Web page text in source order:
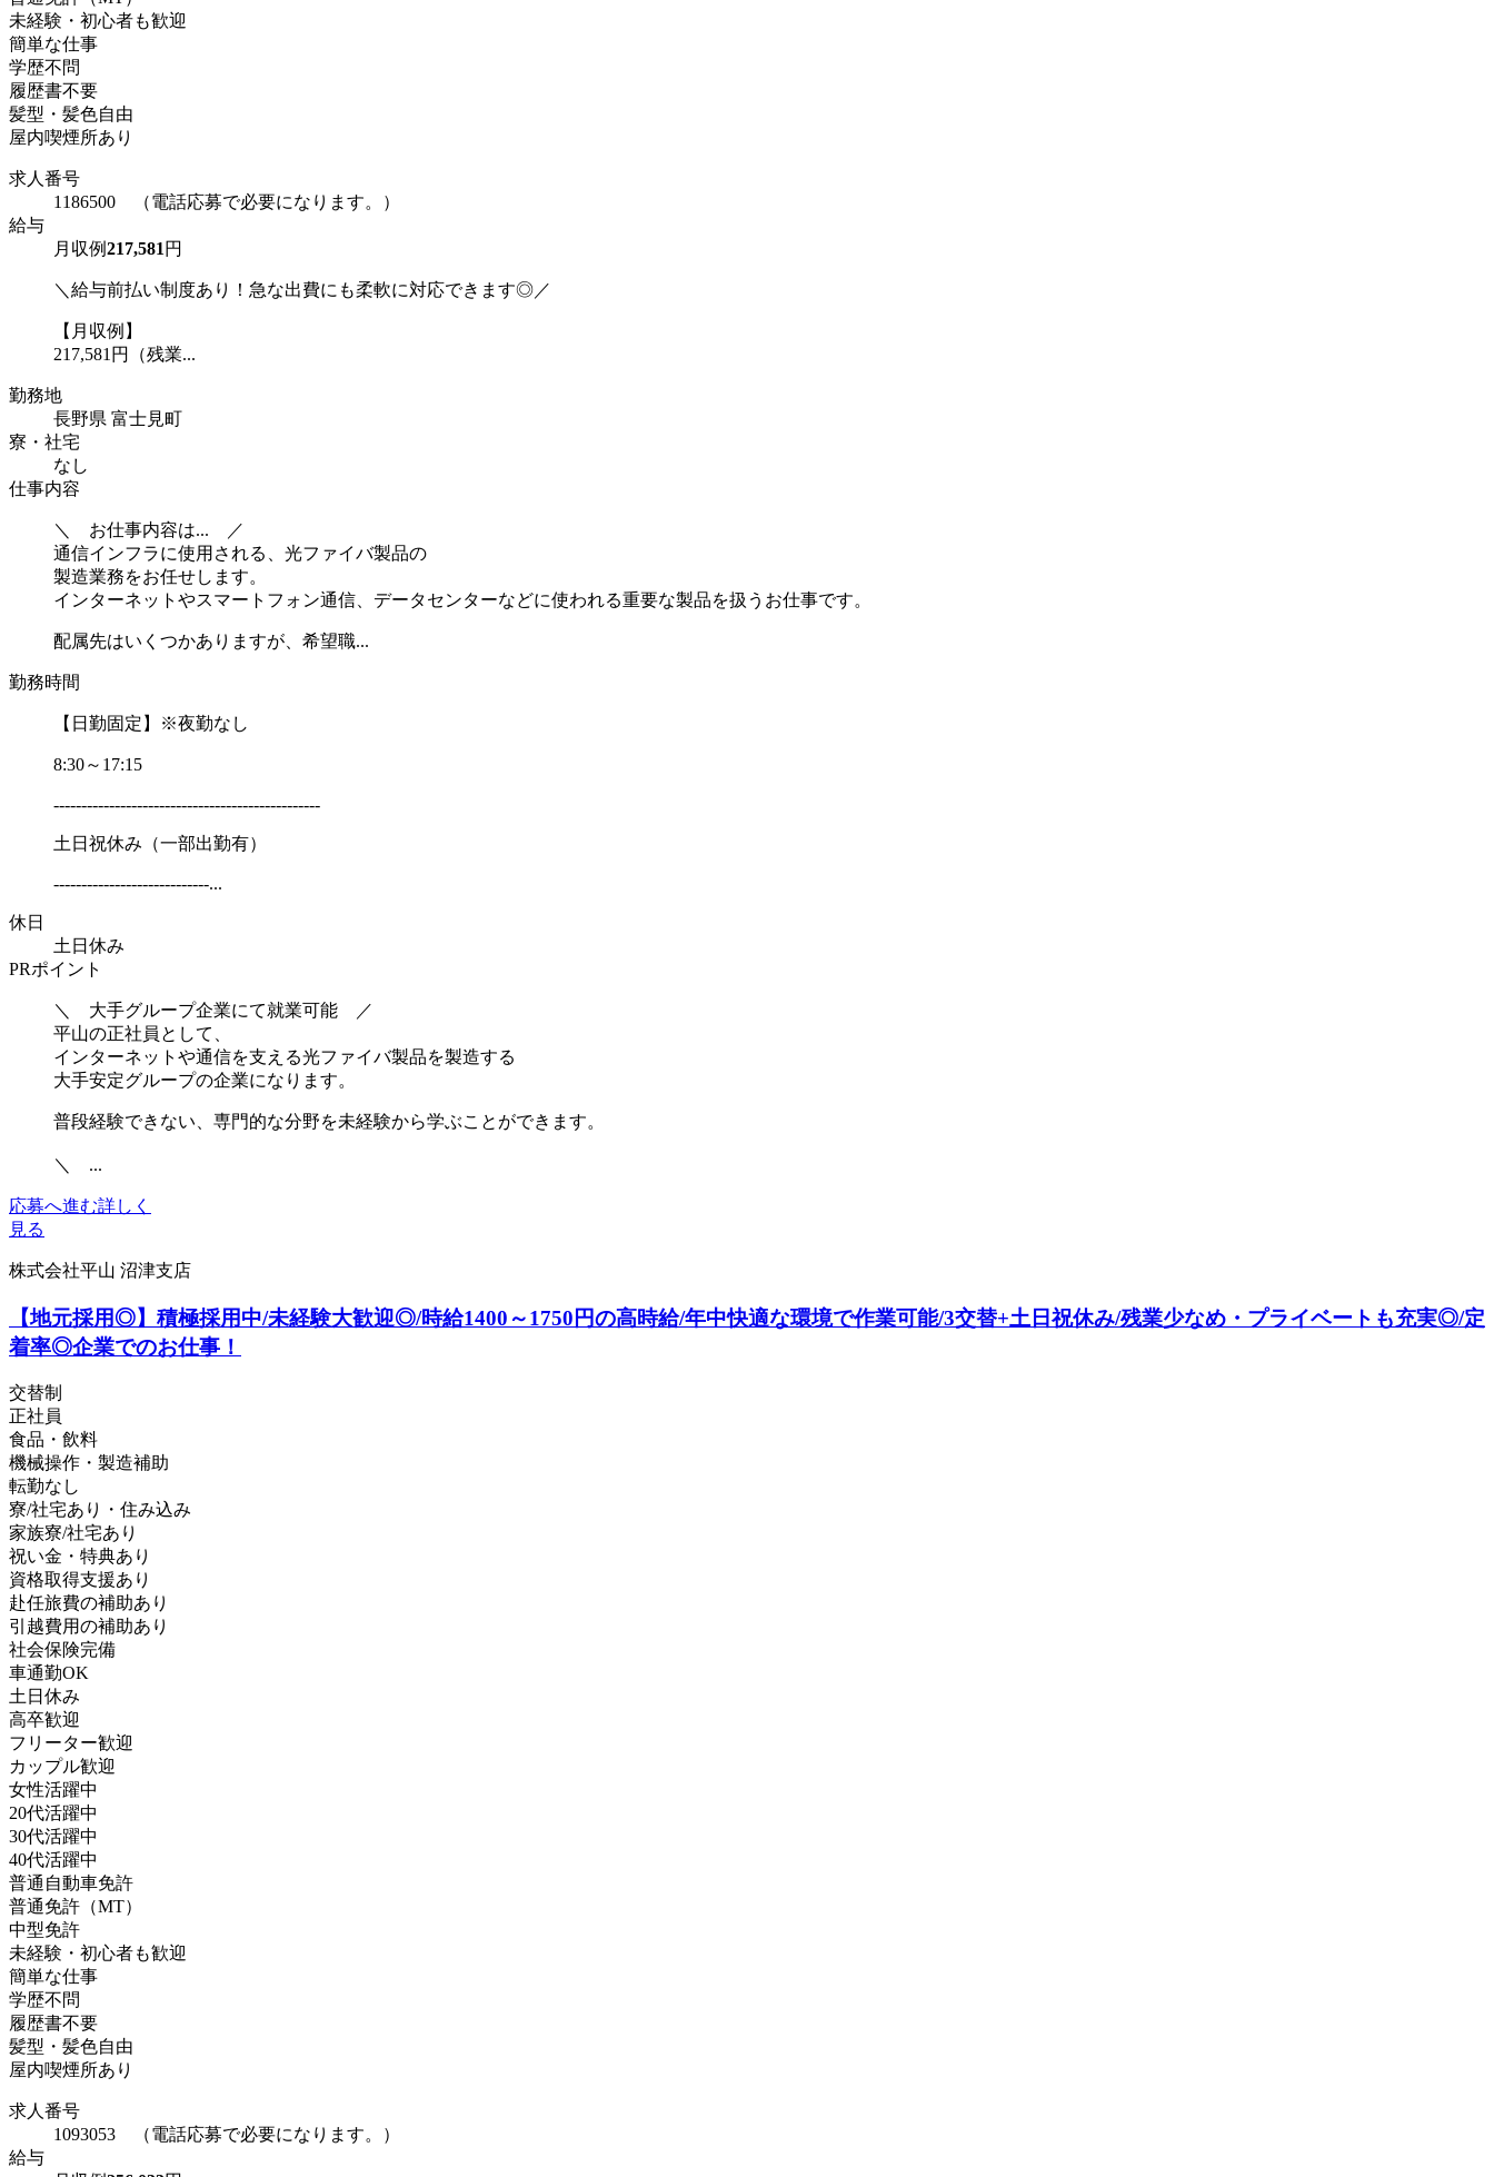
未経験・初心者も歓迎
簡単な仕事
学歴不問
履歴書不要
髪型・髪色自由
屋内喫煙所あり
求人番号
1186500 （電話応募で必要になります。）
給与
月収例217,581 円
＼給与前払い制度あり！急な出費にも柔軟に対応できます◎／
【月収例】
217,581円（残業...
勤務地
長野県 富士見町
寮・社宅
なし
仕事内容
＼ お仕事内容は... ／
通信インフラに使用される、光ファイバ製品の
製造業務をお任せします。
インターネットやスマートフォン通信、データセンターなどに使われる重要な製品を扱うお仕事です。
配属先はいくつかありますが、希望職...
勤務時間
【日勤固定】※夜勤なし
8:30～17:15
------------------------------------------------
土日祝休み（一部出勤有）
----------------------------...
休日
土日休み
PRポイント
＼ 大手グループ企業にて就業可能 ／
平山の正社員として、
インターネットや通信を支える光ファイバ製品を製造する
大手安定グループの企業になります。
普段経験できない、専門的な分野を未経験から学ぶことができます。
＼ ...
応募へ進む詳しく
見る
株式会社平山 沼津支店
【地元採用◎】積極採用中/未経験大歓迎◎/時給1400～1750円の高時給/年中快適な環境で作業可能/3交替+土日祝休み/残業少なめ・プライベートも充実◎/定
着率◎企業でのお仕事！
交替制
正社員
食品・飲料
機械操作・製造補助
転勤なし
寮/社宅あり・住み込み
家族寮/社宅あり
祝い金・特典あり
資格取得支援あり
赴任旅費の補助あり
引越費用の補助あり
社会保険完備
車通勤OK
土日休み
高卒歓迎
フリーター歓迎
カップル歓迎
女性活躍中
20代活躍中
30代活躍中
40代活躍中
普通自動車免許
普通免許（MT）
中型免許
未経験・初心者も歓迎
簡単な仕事
学歴不問
履歴書不要
髪型・髪色自由
屋内喫煙所あり
求人番号
1093053 （電話応募で必要になります。）
給与